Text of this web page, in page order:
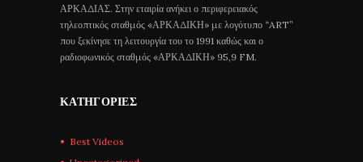
ΑΡΚΑΔΙΑΣ. Στην εταιρία ανήκει ο περιφερειακός
τηλεοπτικός σταθμός «ΑΡΚΑΔΙΚΗ» με λογότυπο “ART”
που ξεκίνησε τη λειτουργία του το 1991 καθώς και ο
ραδιοφωνικός σταθμός «ΑΡΚΑΔΙΚΗ» 95,9 FM.
ΚΑΤΗΓΟΡΊΕΣ
Best Videos